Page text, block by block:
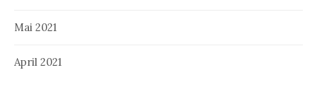
Mai 2021
April 2021